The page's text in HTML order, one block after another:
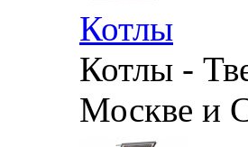
Котлы
Котлы -
Москве и